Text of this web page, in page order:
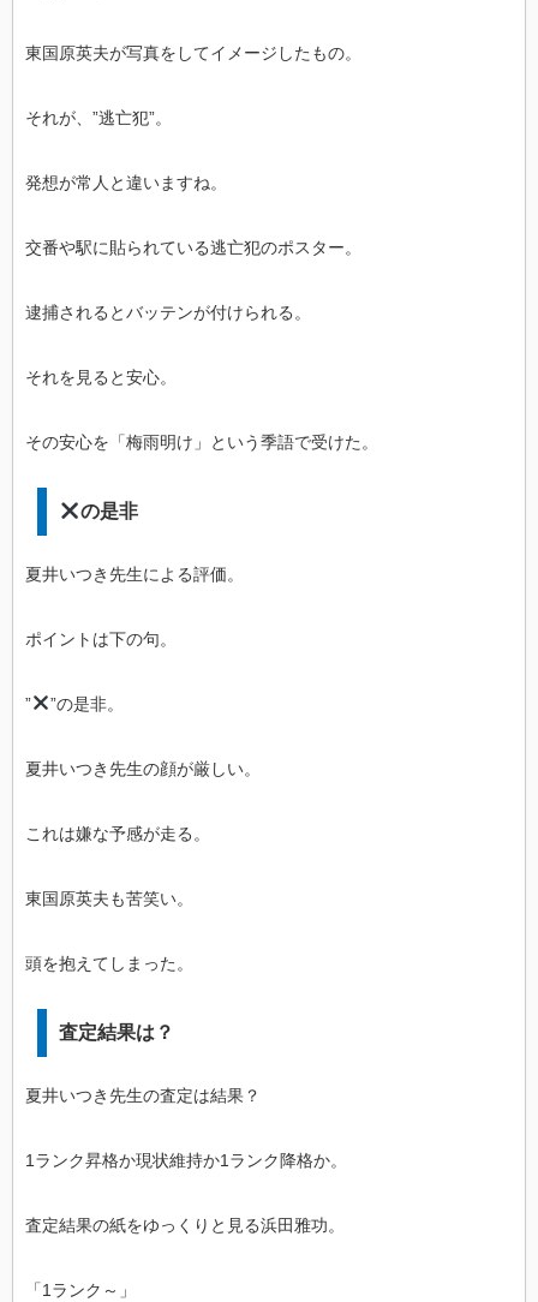
東国原英夫が写真をしてイメージしたもの。
それが、”逃亡犯”。
発想が常人と違いますね。
交番や駅に貼られている逃亡犯のポスター。
逮捕されるとバッテンが付けられる。
それを見ると安心。
その安心を「梅雨明け」という季語で受けた。
の是非
夏井いつき先生による評価。
ポイントは下の句。
” ”の是非。
夏井いつき先生の顔が厳しい。
これは嫌な予感が走る。
東国原英夫も苦笑い。
頭を抱えてしまった。
査定結果は？
夏井いつき先生の査定は結果？
1ランク昇格か現状維持か1ランク降格か。
査定結果の紙をゆっくりと見る浜田雅功。
「1ランク～」